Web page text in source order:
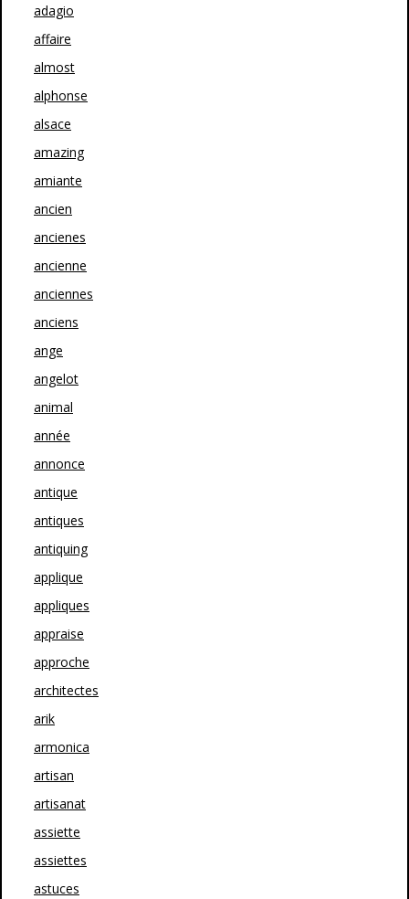
adagio
affaire
almost
alphonse
alsace
amazing
amiante
ancien
ancienes
ancienne
anciennes
anciens
ange
angelot
animal
année
annonce
antique
antiques
antiquing
applique
appliques
appraise
approche
architectes
arik
armonica
artisan
artisanat
assiette
assiettes
astuces